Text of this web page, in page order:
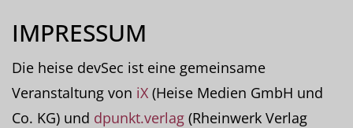
IMPRESSUM
Die heise devSec ist eine gemeinsame
Veranstaltung von iX (Heise Medien GmbH und
Co. KG) und dpunkt.verlag (Rheinwerk Verlag